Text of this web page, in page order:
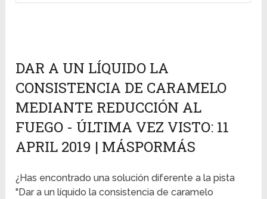
DAR A UN LÍQUIDO LA
CONSISTENCIA DE CARAMELO
MEDIANTE REDUCCIÓN AL
FUEGO - ÚLTIMA VEZ VISTO: 11
APRIL 2019 | MÁSPORMÁS
¿Has encontrado una solución diferente a la pista
"Dar a un líquido la consistencia de caramelo